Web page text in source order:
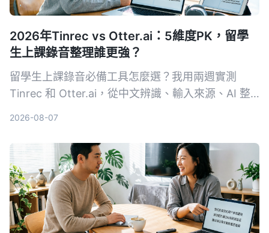
2026年Tinrec vs Otter.ai：5維度PK，留學
生上課錄音整理誰更強？
留學生上課錄音必備工具怎麼選？我用兩週實測
Tinrec 和 Otter.ai，從中文辨識、輸入來源、AI 整
2026-08-07